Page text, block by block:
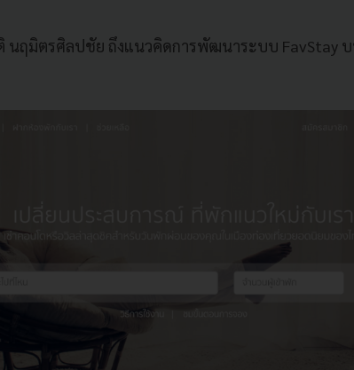
ฤมิตรศิลปชัย ถึงแนวคิดการพัฒนาระบบ FavStay บ